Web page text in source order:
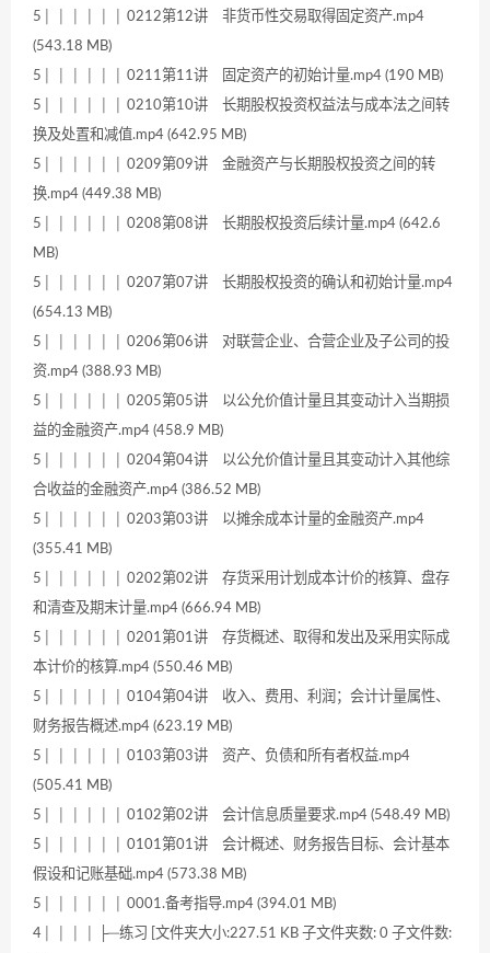
5│ │ │ │ │ │ 0212第12讲 非货币性交易取得固定资产.mp4
(543.18 MB)
5│ │ │ │ │ │ 0211第11讲 固定资产的初始计量.mp4 (190 MB)
5│ │ │ │ │ │ 0210第10讲 长期股权投资权益法与成本法之间转
换及处置和减值.mp4 (642.95 MB)
5│ │ │ │ │ │ 0209第09讲 金融资产与长期股权投资之间的转
换.mp4 (449.38 MB)
5│ │ │ │ │ │ 0208第08讲 长期股权投资后续计量.mp4 (642.6
MB)
5│ │ │ │ │ │ 0207第07讲 长期股权投资的确认和初始计量.mp4
(654.13 MB)
5│ │ │ │ │ │ 0206第06讲 对联营企业、合营企业及子公司的投
资.mp4 (388.93 MB)
5│ │ │ │ │ │ 0205第05讲 以公允价值计量且其变动计入当期损
益的金融资产.mp4 (458.9 MB)
5│ │ │ │ │ │ 0204第04讲 以公允价值计量且其变动计入其他综
合收益的金融资产.mp4 (386.52 MB)
5│ │ │ │ │ │ 0203第03讲 以摊余成本计量的金融资产.mp4
(355.41 MB)
5│ │ │ │ │ │ 0202第02讲 存货采用计划成本计价的核算、盘存
和清查及期末计量.mp4 (666.94 MB)
5│ │ │ │ │ │ 0201第01讲 存货概述、取得和发出及采用实际成
本计价的核算.mp4 (550.46 MB)
5│ │ │ │ │ │ 0104第04讲 收入、费用、利润；会计计量属性、
财务报告概述.mp4 (623.19 MB)
5│ │ │ │ │ │ 0103第03讲 资产、负债和所有者权益.mp4
(505.41 MB)
5│ │ │ │ │ │ 0102第02讲 会计信息质量要求.mp4 (548.49 MB)
5│ │ │ │ │ │ 0101第01讲 会计概述、财务报告目标、会计基本
假设和记账基础.mp4 (573.38 MB)
5│ │ │ │ │ │ 0001.备考指导.mp4 (394.01 MB)
4│ │ │ │ ├─练习 [文件夹大小:227.51 KB 子文件夹数: 0 子文件数: